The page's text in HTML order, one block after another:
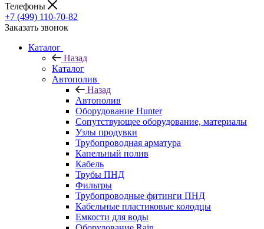
Телефоны
+7 (499) 110-70-82
Заказать звонок
Каталог
Назад
Каталог
Автополив
Назад
Автополив
Оборудование Hunter
Сопутствующее оборудование, материалы
Узлы продувки
Трубопроводная арматура
Капельный полив
Кабель
Трубы ПНД
Фильтры
Трубопроводные фитинги ПНД
Кабельные пластиковые колодцы
Емкости для воды